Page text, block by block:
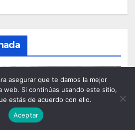
INGENIERÍA / SISTEMAS
PRIVADA
de Nueva
asegurar que te damos la mejor
web. Si continúas usando este sitio,
estás de acuerdo con ello.
Aceptar